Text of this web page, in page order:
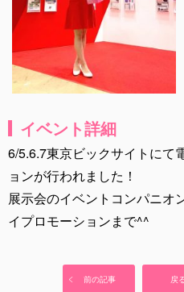
イベント詳細
6/5.6.7東京ビックサイトにて
ョンが行われました！
展示会のイベントコンパニオ
イプロモーションまで^^
前の記事 戻